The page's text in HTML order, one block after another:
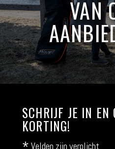
VAN
SCHRIJF JE IN
KORTING!
Velden zijn verplicht